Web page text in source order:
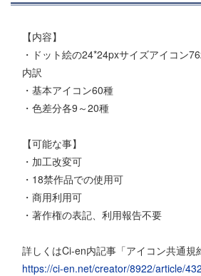
【内容】
・ドット絵の24*24pxサイズアイコン
内訳
・基本アイコン60種
・色差分各9～20種
【可能な事】
・加工改変可
・18禁作品での使用可
・商用利用可
・著作権の表記、利用報告不要
詳しくはCi-en内記事「アイコン共通規
https://ci-en.net/creator/8922/article/